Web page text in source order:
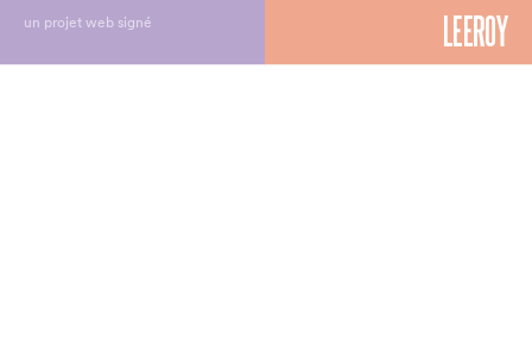
un projet web signé